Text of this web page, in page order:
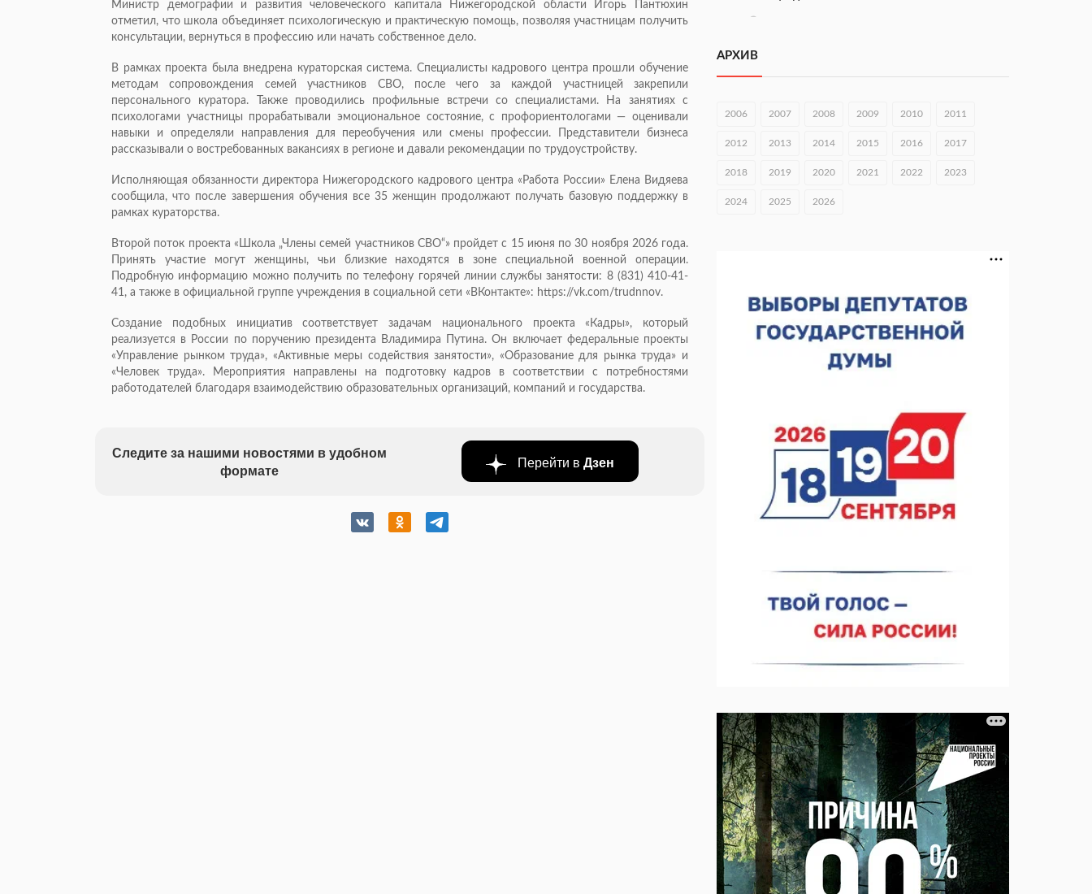
Министр демографии и развития человеческого капитала Нижегородской области Игорь Пантюхин
отметил, что школа объединяет психологическую и практическую помощь, позволяя участницам получить
консультации, вернуться в профессию или начать собственное дело.
В рамках проекта была внедрена кураторская система. Специалисты кадрового центра прошли обучение
методам сопровождения семей участников СВО, после чего за каждой участницей закрепили
персонального куратора. Также проводились профильные встречи со специалистами. На занятиях с
психологами участницы прорабатывали эмоциональное состояние, с профориентологами — оценивали
навыки и определяли направления для переобучения или смены профессии. Представители бизнеса
рассказывали о востребованных вакансиях в регионе и давали рекомендации по трудоустройству.
Исполняющая обязанности директора Нижегородского кадрового центра «Работа России» Елена Видяева
сообщила, что после завершения обучения все 35 женщин продолжают получать базовую поддержку в
рамках кураторства.
Второй поток проекта «Школа „Члены семей участников СВО“» пройдет с 15 июня по 30 ноября 2026 года.
Принять участие могут женщины, чьи близкие находятся в зоне специальной военной операции.
Подробную информацию можно получить по телефону горячей линии службы занятости: 8 (831) 410-41-
41, а также в официальной группе учреждения в социальной сети «ВКонтакте»: https://vk.com/trudnnov.
Создание подобных инициатив соответствует задачам национального проекта «Кадры», который
реализуется в России по поручению президента Владимира Путина. Он включает федеральные проекты
«Управление рынком труда», «Активные меры содействия занятости», «Образование для рынка труда» и
«Человек труда». Мероприятия направлены на подготовку кадров в соответствии с потребностями
работодателей благодаря взаимодействию образовательных организаций, компаний и государства.
Следите за нашими новостями в удобном
формате
Перейти в Дзен
Городец подписал соглашения с Кара-Кулем и
вырос в 1,9 раза
В Нижнем Новгороде открыли фестиваль «Семья
06.08.2026 15:26
Видели ночь, бежали всю ночь... На
Нижневолжской набережной прошел необычный
06.08.2026 15:05
Нижегородские хирурги выполнили трансоральную
операцию на щитовидной железе
06.08.2026 15:03
АРХИВ
2006 2007 2008 2009 2010 2011
2012 2013 2014 2015 2016 2017
2018 2019 2020 2021 2022 2023
2024 2025 2026